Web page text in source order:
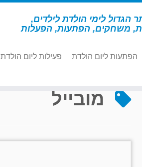
הגדול לימי הולדת לילדים,
משחקים, הפתעות, הפעלות
הפתעות ליום הולדת פעילות ליום הולדת
מובייל